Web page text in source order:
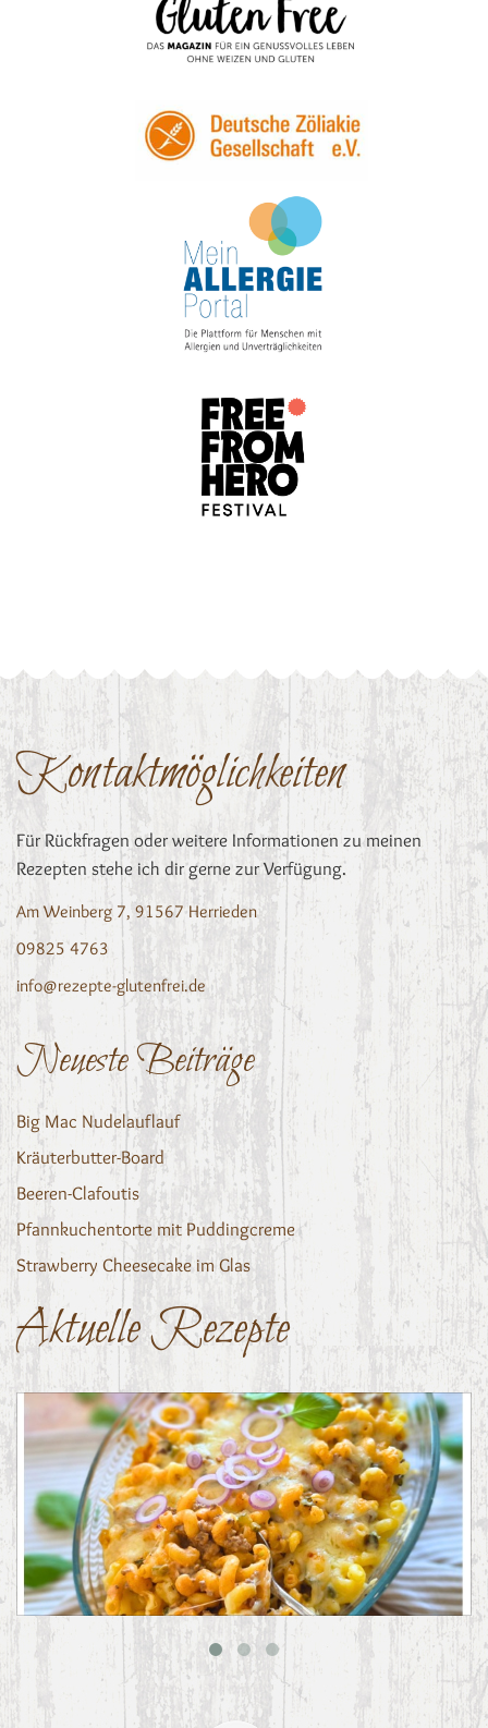
Kontaktmöglichkeiten
Für Rückfragen oder weitere Informationen zu meinen
Rezepten stehe ich dir gerne zur Verfügung.
Am Weinberg 7, 91567 Herrieden
09825 4763
info@rezepte-glutenfrei.de
Neueste Beiträge
Big Mac Nudelauflauf
Kräuterbutter-Board
Beeren-Clafoutis
Pfannkuchentorte mit Puddingcreme
Strawberry Cheesecake im Glas
Aktuelle Rezepte
Big Mac Nudelauflauf